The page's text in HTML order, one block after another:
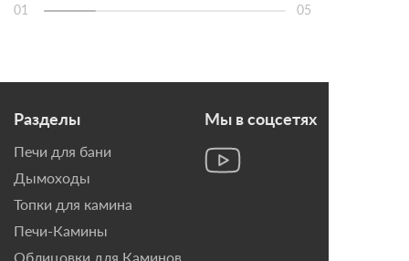
01 05
Разделы
Печи для бани
Дымоходы
Топки для камина
Печи-Камины
Облицовки для Каминов
Мы в соцсетях